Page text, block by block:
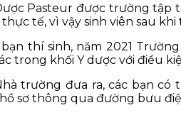
Pasteur được trường
tế, vì vậy sinh viên sau
thí sinh, năm 2021
trong khối Y dược với điều
trường đưa ra, các bạn
sơ thông qua đường bưu